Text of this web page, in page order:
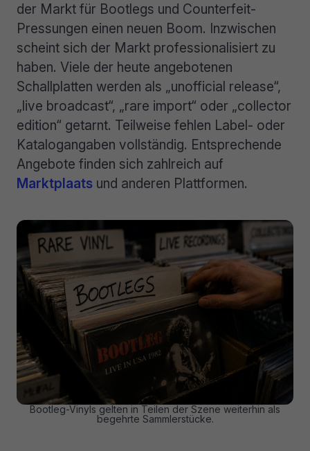
der Markt für Bootlegs und Counterfeit-
Pressungen einen neuen Boom. Inzwischen
scheint sich der Markt professionalisiert zu
haben. Viele der heute angebotenen
Schallplatten werden als „unofficial release“,
„live broadcast“, „rare import“ oder „collector
edition“ getarnt. Teilweise fehlen Label- oder
Katalogangaben vollständig. Entsprechende
Angebote finden sich zahlreich auf
Marktplaats und anderen Plattformen.
Bootleg-Vinyls gelten in Teilen der Szene weiterhin als
begehrte Sammlerstücke.